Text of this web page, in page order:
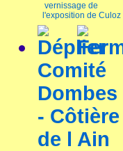
vernissage de
l'exposition de Culoz
Comité
Dombes
- Côtière
de l Ain